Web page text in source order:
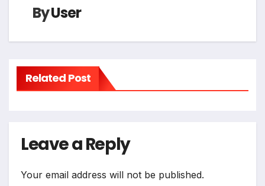
ByUser
Related Post
Leave a Reply
Your email address will not be published.